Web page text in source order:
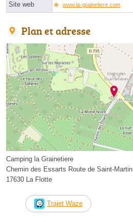
Site web www.la-grainetiere.com
Plan et adresse
Camping la Grainetiere
Chemin des Essarts Route de Saint-Martin
17630 La Flotte
Trajet Waze